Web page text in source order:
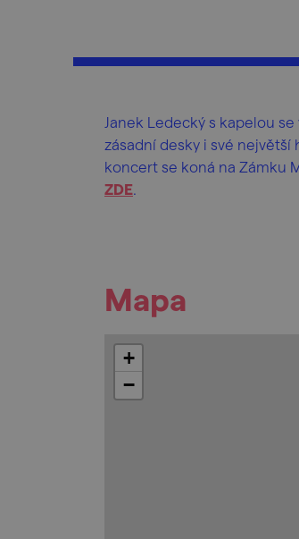
Janek Ledecký s kapelou
zásadní desky i své
koncert se koná na Zámku
ZDE.
Mapa
+
−